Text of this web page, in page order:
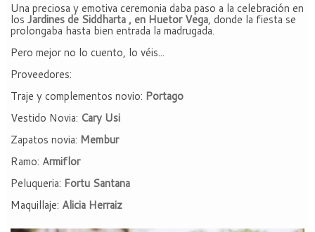
Una preciosa y emotiva ceremonia daba paso a la celebración en
los Jardines de Siddharta , en Huetor Vega, donde la fiesta se
prolongaba hasta bien entrada la madrugada.
Pero mejor no lo cuento, lo véis...
Proveedores:
Traje y complementos novio: Portago
Vestido Novia: Cary Usi
Zapatos novia: Membur
Ramo: Armiflor
Peluqueria: Fortu Santana
Maquillaje: Alicia Herraiz